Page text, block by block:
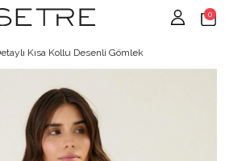
0
Kısa Kollu Desenli Gömlek